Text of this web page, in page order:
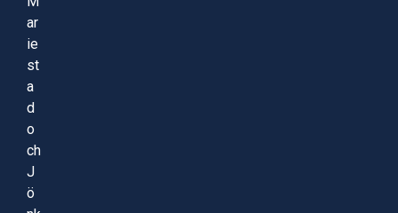
ar
ie
st
a
d
o
ch
J
ö